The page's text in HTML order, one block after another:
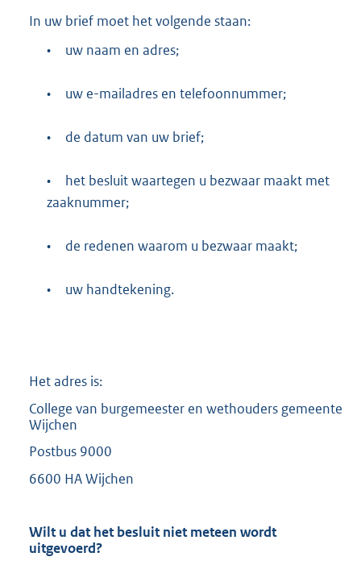
In uw brief moet het volgende staan:
•
uw naam en adres;
• uw e-mailadres en telefoonnummer;
• de datum van uw brief;
•
het besluit waartegen u bezwaar maakt met
zaaknummer;
• de redenen waarom u bezwaar maakt;
• uw handtekening.
Het adres is:
College van burgemeester en wethouders gemeente
Wijchen
Postbus 9000
6600 HA Wijchen
Wilt u dat het besluit niet meteen wordt
uitgevoerd?